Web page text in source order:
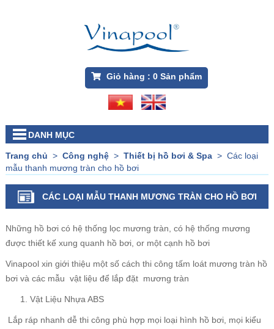
Giỏ hàng : 0Sản phẩm
DANH MỤC
Trang chủ > Công nghệ> Thiết bị hồ bơi & Spa> Các loại
mẫu thanh mương tràn cho hồ bơi
CÁC LOẠI MẪU THANH MƯƠNG TRÀN CHO HỒ BƠI
Những hồ bơi có hệ thống lọc mương tràn, có hệ thống mương
được thiết kế xung quanh hồ bơi, or một cạnh hồ bơi
Vinapool xin giới thiệu một số cách thi công tấm loát mương tràn hồ
bơi và các mẫu vật liệu để lắp đặt mương tràn
Vật Liệu Nhựa ABS
Lắp ráp nhanh dễ thi công phù hợp mọi loại hình hồ bơi, mọi kiểu